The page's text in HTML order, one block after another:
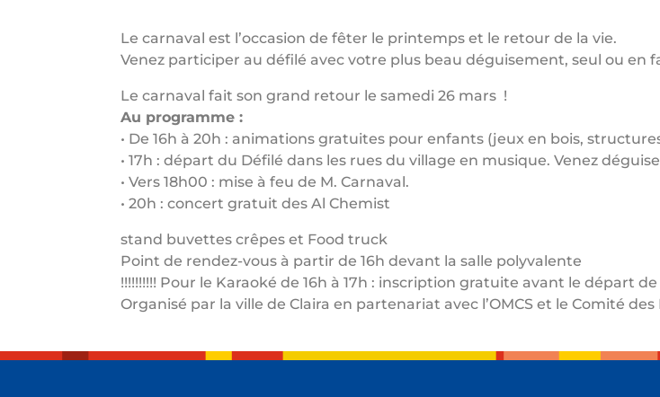
Le carnaval est l’occasion de fêter le printemps et le retour de la vie.
Venez participer au défilé avec votre plus beau déguisement, seul ou en
Le carnaval fait son grand retour le samedi 26 mars !
Au programme :
• De 16h à 20h : animations gratuites pour enfants (jeux en bois,
• 17h : départ du Défilé dans les rues du village en musique. Venez
• Vers 18h00 : mise à feu de M. Carnaval.
• 20h : concert gratuit des Al Chemist
stand buvettes crêpes et Food truck
Point de rendez-vous à partir de 16h devant la salle polyvalente
!!!!!!!!!! Pour le Karaoké de 16h à 17h : inscription gratuite avant le départ
Organisé par la ville de Claira en partenariat avec l’OMCS et le Comité